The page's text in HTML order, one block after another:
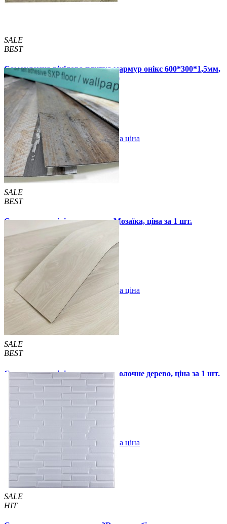
SALE
BEST
Самоклеюча вінілова плитка мармур онікс 600*300*1,5мм,
ціна за 1 шт. (СВП-100-глянець)
67 грн. 120 грн.
Купити В закладки Оптова ціна
SALE
BEST
Самоклеюча вінілова плитка Мозаїка, ціна за 1 шт.
(СВП-006)
115 грн.
В закладки Оптова ціна
SALE
BEST
Самоклеюча вінілова плитка молочне дерево, ціна за 1 шт.
(СВП-009)
57 грн. 115 грн.
Купити В закладки Оптова ціна
SALE
HIT